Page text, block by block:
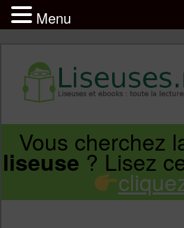
Infos sur les
Vivlio, Pocketbook
Aller
Aller
Vous cherchez
liseuse? Lisez
Menu